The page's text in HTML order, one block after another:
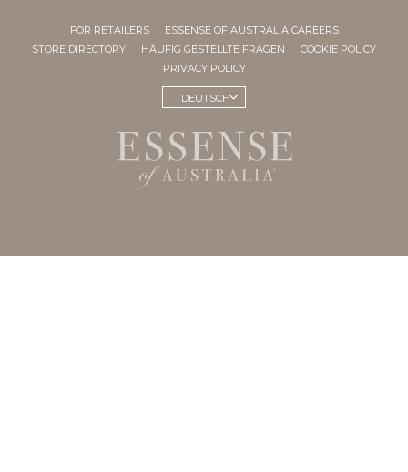
FOR RETAILERS
ESSENSE OF AUSTRALIA CAREERS
STORE DIRECTORY
HÄUFIG GESTELLTE FRAGEN
COOKIE POLICY
PRIVACY POLICY
DEUTSCH